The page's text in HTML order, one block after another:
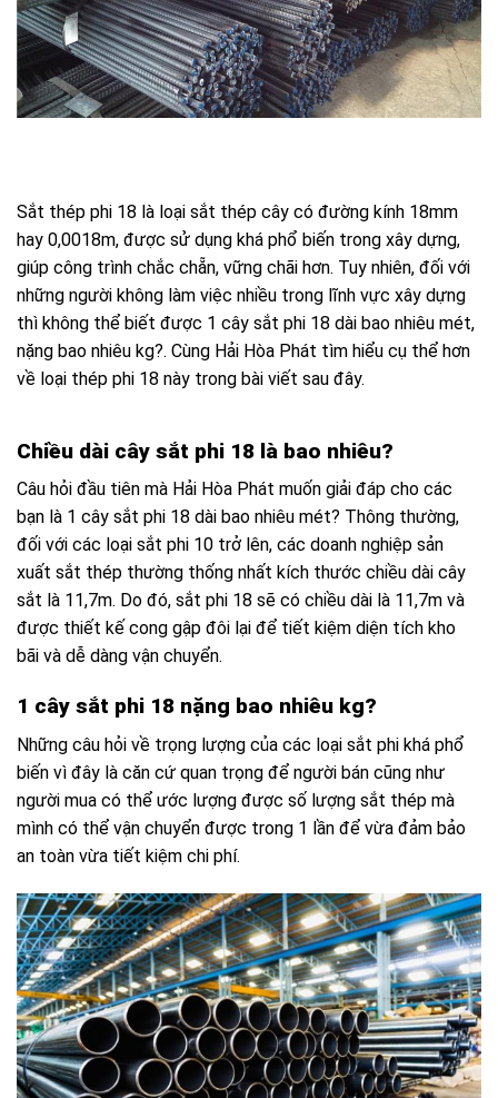
Sắt thép phi 18 là loại sắt thép cây có đường kính 18mm
hay 0,0018m, được sử dụng khá phổ biến trong xây dựng,
giúp công trình chắc chẵn, vững chãi hơn. Tuy nhiên, đối với
những người không làm việc nhiều trong lĩnh vực xây dựng
thì không thể biết được 1 cây sắt phi 18 dài bao nhiêu mét,
nặng bao nhiêu kg?. Cùng Hải Hòa Phát tìm hiểu cụ thể hơn
về loại thép phi 18 này trong bài viết sau đây.
Chiều dài cây sắt phi 18 là bao nhiêu?
Câu hỏi đầu tiên mà Hải Hòa Phát muốn giải đáp cho các
bạn là 1 cây sắt phi 18 dài bao nhiêu mét? Thông thường,
đối với các loại sắt phi 10 trở lên, các doanh nghiệp sản
xuất sắt thép thường thống nhất kích thước chiều dài cây
sắt là 11,7m. Do đó, sắt phi 18 sẽ có chiều dài là 11,7m và
được thiết kế cong gập đôi lại để tiết kiệm diện tích kho
bãi và dễ dàng vận chuyển.
1 cây sắt phi 18 nặng bao nhiêu kg?
Những câu hỏi về trọng lượng của các loại sắt phi khá phổ
biến vì đây là căn cứ quan trọng để người bán cũng như
người mua có thể ước lượng được số lượng sắt thép mà
mình có thể vận chuyển được trong 1 lần để vừa đảm bảo
an toàn vừa tiết kiệm chi phí.